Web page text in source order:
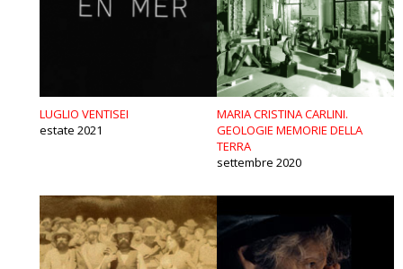
LUGLIO VENTISEI
estate 2021
MARIA CRISTINA CARLINI.
GEOLOGIE MEMORIE DELLA
TERRA
settembre 2020